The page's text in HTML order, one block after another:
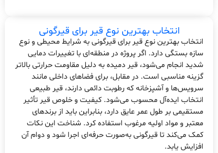
انتخاب بهترین نوع قیر برای قیرگونی
انتخاب بهترین نوع قیر برای قیرگونی به شرایط محیطی و نوع
سازه بستگی دارد. اگر پروژه در منطقه‌ای با تغییرات دمایی
شدید انجام می‌شود، قیر دمیده به دلیل مقاومت حرارتی بالاتر
گزینه مناسبی است. در مقابل، برای فضاهای داخلی مانند
سرویس‌ها و آشپزخانه که رطوبت دائمی دارند، قیر طبیعی
انتخاب ایده‌آل محسوب می‌شود. کیفیت و خلوص قیر تأثیر
مستقیمی بر طول عمر عایق دارد، بنابراین باید از برندهای
معتبر و مواد اولیه مرغوب استفاده کرد. شناخت این نکات
کمک می‌کند تا قیرگونی به‌صورت حرفه‌ای اجرا شود و دوام آن
افزایش یابد.